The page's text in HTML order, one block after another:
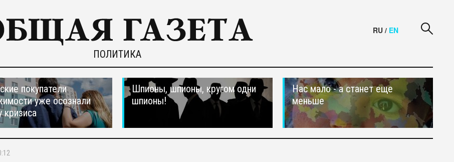
ПОЛИТИКА
RU / EN
покупатели
уже осознали
кризиса
Шпионы, шпионы, кругом одни
шпионы!
Нас мало - а станет еще
меньше